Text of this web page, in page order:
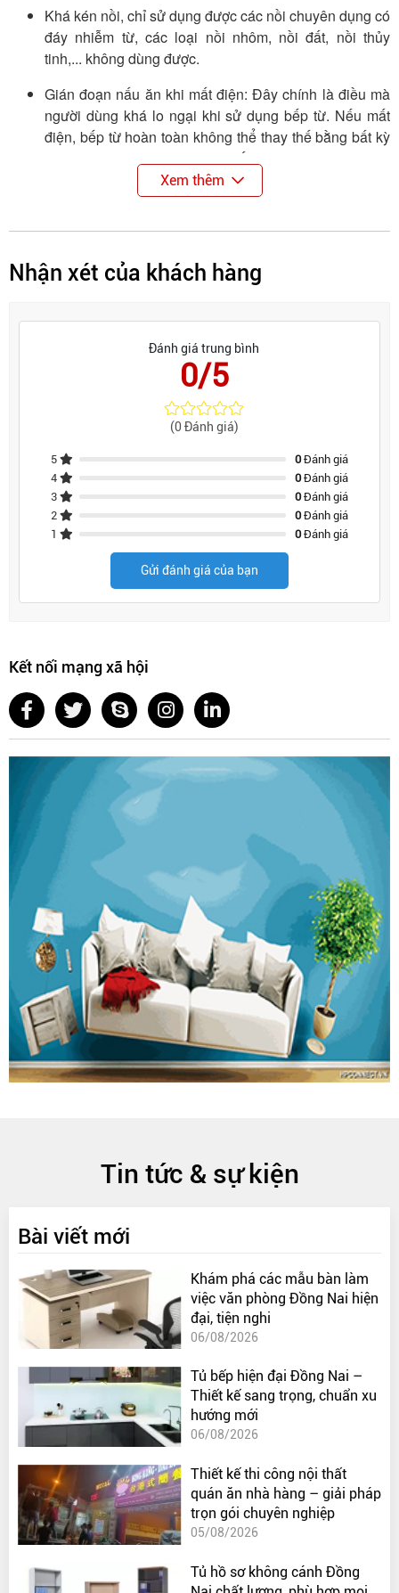
Khá kén nồi, chỉ sử dụng được các nồi chuyên dụng có
đáy nhiễm từ, các loại nồi nhôm, nồi đất, nồi thủy
tinh,... không dùng được.
Gián đoạn nấu ăn khi mất điện: Đây chính là điều mà
người dùng khá lo ngại khi sử dụng bếp từ. Nếu mất
điện, bếp từ hoàn toàn không thể thay thế bằng bất kỳ
thứ nhiên liệu nào khác. khi đấy bạn sẽ bị gián đoạn
quá trình nấu ăn của mình.
Xem thêm
Nhận xét của khách hàng
Đánh giá trung bình
0/5
(0 Đánh giá)
5 0Đánh giá
4
0Đánh giá
3
0Đánh giá
2
0Đánh giá
1
0Đánh giá
Gửi đánh giá của bạn
Kết nối mạng xã hội
Tin tức & sự kiện
Bài viết mới
Khám phá các mẫu bàn làm
việc văn phòng Đồng Nai hiện
đại, tiện nghi
06/08/2026
Tủ bếp hiện đại Đồng Nai –
Thiết kế sang trọng, chuẩn xu
hướng mới
06/08/2026
Thiết kế thi công nội thất
quán ăn nhà hàng – giải pháp
trọn gói chuyên nghiệp
05/08/2026
Tủ hồ sơ không cánh Đồng